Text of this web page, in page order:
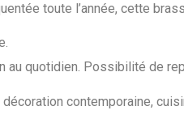
toute l’année, cette
au quotidien. Possibilité de
contemporaine,